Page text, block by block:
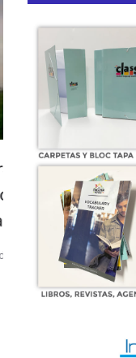
Un
de
03 de agosto